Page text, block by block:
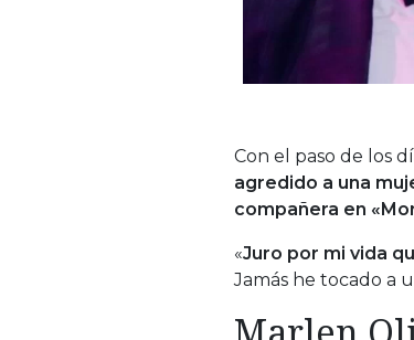
Con el paso de los
agredido a una
compañera en
«Juro por mi vida
Jamás he tocado a